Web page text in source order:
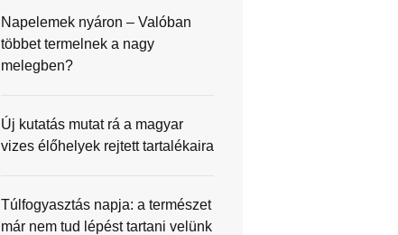
Napelemek nyáron – Valóban
többet termelnek a nagy
melegben?
Új kutatás mutat rá a magyar
vizes élőhelyek rejtett tartalékaira
Túlfogyasztás napja: a természet
már nem tud lépést tartani velünk